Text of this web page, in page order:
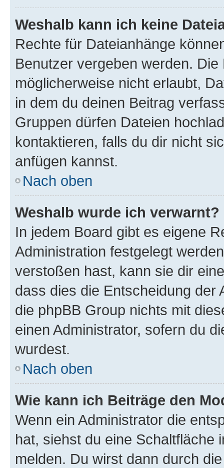
Weshalb kann ich keine
Rechte für Dateianhänge
Benutzer vergeben werden.
möglicherweise nicht erlaubt,
in dem du deinen Beitrag
Gruppen dürfen Dateien
kontaktieren, falls du dir nicht
anfügen kannst.
Nach oben
Weshalb wurde ich verwarnt?
In jedem Board gibt es eigene
Administration festgelegt
verstoßen hast, kann sie dir
dass dies die Entscheidung der
die phpBB Group nichts mit
einen Administrator, sofern du
wurdest.
Nach oben
Wie kann ich Beiträge den
Wenn ein Administrator die
hat, siehst du eine Schaltfläche
melden. Du wirst dann durch